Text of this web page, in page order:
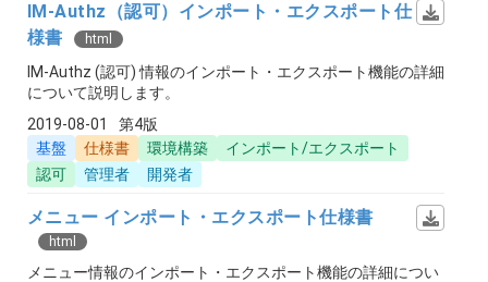
IM-Authz（認可）インポート・エクスポート仕
様書
html
IM-Authz (認可) 情報のインポート・エクスポート機能の詳細
について説明します。
2019-08-01
第4版
基盤
仕様書 環境構築
インポート/エクスポート
認可
管理者 開発者
メニュー インポート・エクスポート仕様書
html
メニュー情報のインポート・エクスポート機能の詳細につい